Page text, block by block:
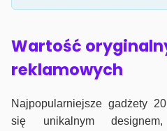
Wartość
reklamowych
Najpopularniejsze gadżety
się unikalnym